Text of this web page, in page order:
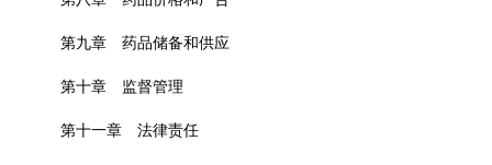
第九章 药品储备和供应
第十章 监督管理
第十一章 法律责任